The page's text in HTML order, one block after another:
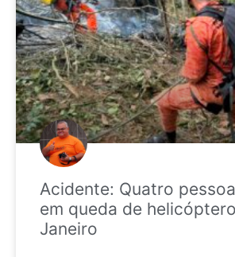
Acidente: Quatro
em queda de
Janeiro